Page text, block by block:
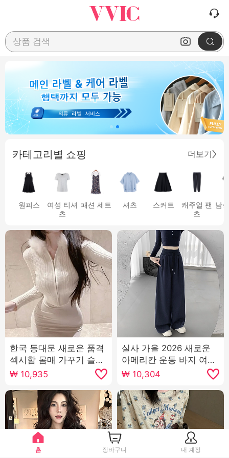
상품 검색
카테고리별 쇼핑 더보기
원피스
여성 티셔
츠
패션 세트 셔츠 스커트
캐주얼 팬
츠
남
한국 동대문 새로운 품격
섹시함 몸매 가꾸기 슬림
해 보이는 쇼트 스타일 후
스웨터 맨위
₩ 10,935
실사 가을 2026 새로운
아메리칸 운동 바지 여성
로우 웨이스트 루즈핏 느
긋한 넓은 다리 캐주얼 웨
이 바지 와이드 레그 팬츠
어린이
₩ 10,304
홈 장바구니 내 계정